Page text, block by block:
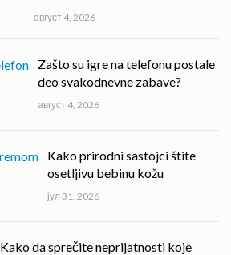
август 4, 2026
Zašto su igre na telefonu postale
deo svakodnevne zabave?
август 4, 2026
Kako prirodni sastojci štite
osetljivu bebinu kožu
јул 31, 2026
Kako da sprečite neprijatnosti koje